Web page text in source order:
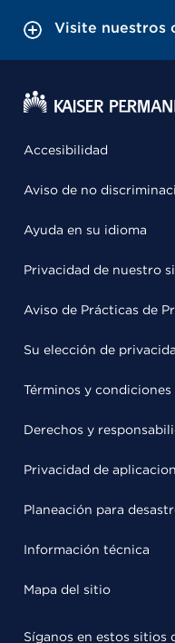
Visite nuestros
Accesibilidad
Aviso de no
Ayuda en su idioma
Privacidad de nuestro
Aviso de Prácticas de
Su elección de
Términos y condiciones
Derechos y
Privacidad de
Planeación para
Información técnica
Mapa del sitio
Síganos en estos sitios